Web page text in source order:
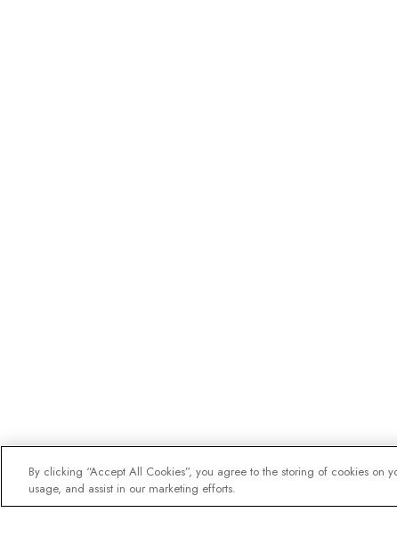
By clicking “Accept All Cookies”, you agree to the storing of cookies on
usage, and assist in our marketing efforts.